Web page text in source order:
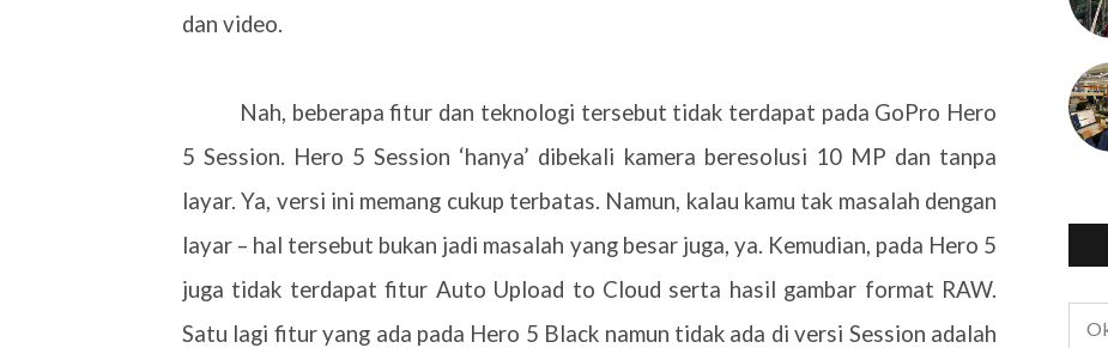
dan video.
Nah, beberapa fitur dan teknologi tersebut tidak terdapat pada GoPro Hero
5 Session. Hero 5 Session ‘hanya’ dibekali kamera beresolusi 10 MP dan tanpa
layar. Ya, versi ini memang cukup terbatas. Namun, kalau kamu tak masalah dengan
layar – hal tersebut bukan jadi masalah yang besar juga, ya. Kemudian, pada Hero 5
juga tidak terdapat fitur Auto Upload to Cloud serta hasil gambar format RAW.
Satu lagi fitur yang ada pada Hero 5 Black namun tidak ada di versi Session adalah